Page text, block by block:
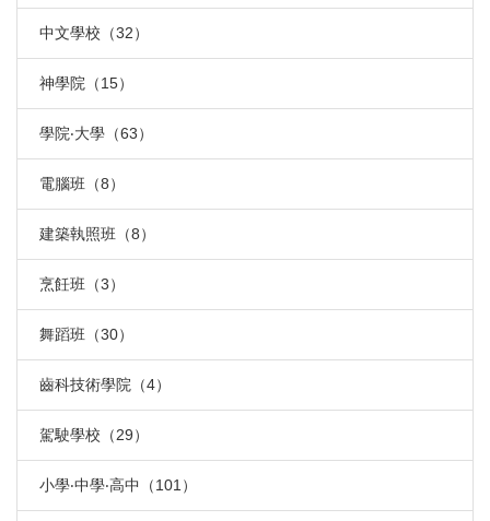
中文學校（32）
神學院（15）
學院‧大學（63）
電腦班（8）
建築執照班（8）
烹飪班（3）
舞蹈班（30）
齒科技術學院（4）
駕駛學校（29）
小學‧中學‧高中（101）